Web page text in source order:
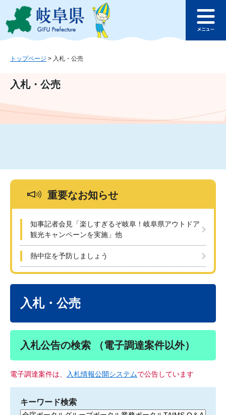
ジ
ュ
文
このページの本文へ
ュ
トップページ > 入札・公売
入札・公売
重要なお知らせ
知事記者会見「楽しすぎるぞ岐阜！岐阜県アウトドア
観光キャンペーンを実施」他
熱中症を予防しましょう
入札・公売
入札公告の検索 （電子調達案件以外）
電子調達案件は、 入札情報公開システムで公告しています
キーワード検索